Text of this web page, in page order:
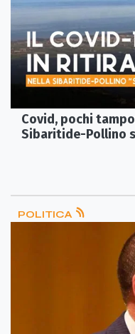
Covid, pochi
Sibaritide-Pollino
POLITICA